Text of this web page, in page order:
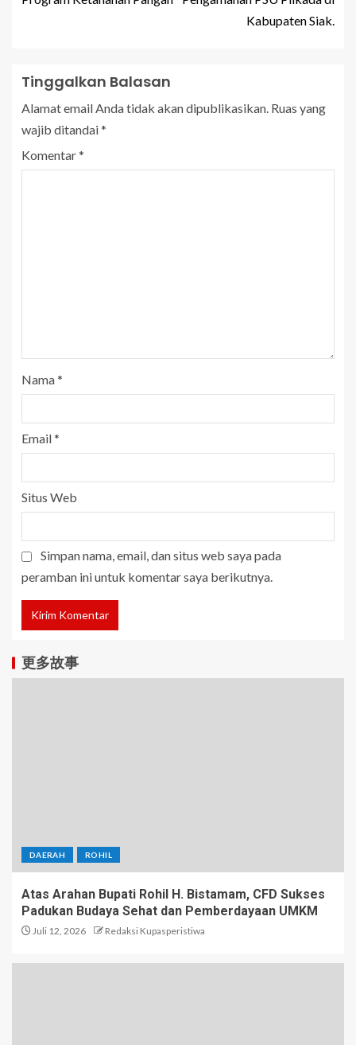
Kabupaten Siak.
Tinggalkan Balasan
Alamat email Anda tidak akan dipublikasikan. Ruas yang
wajib ditandai*
Komentar*
Nama*
Email*
Situs Web
Simpan nama, email, dan situs web saya pada
peramban ini untuk komentar saya berikutnya.
更多故事
DAERAH ROHIL
Atas Arahan Bupati Rohil H. Bistamam, CFD Sukses
Padukan Budaya Sehat dan Pemberdayaan UMKM
Juli 12, 2026 Redaksi Kupasperistiwa